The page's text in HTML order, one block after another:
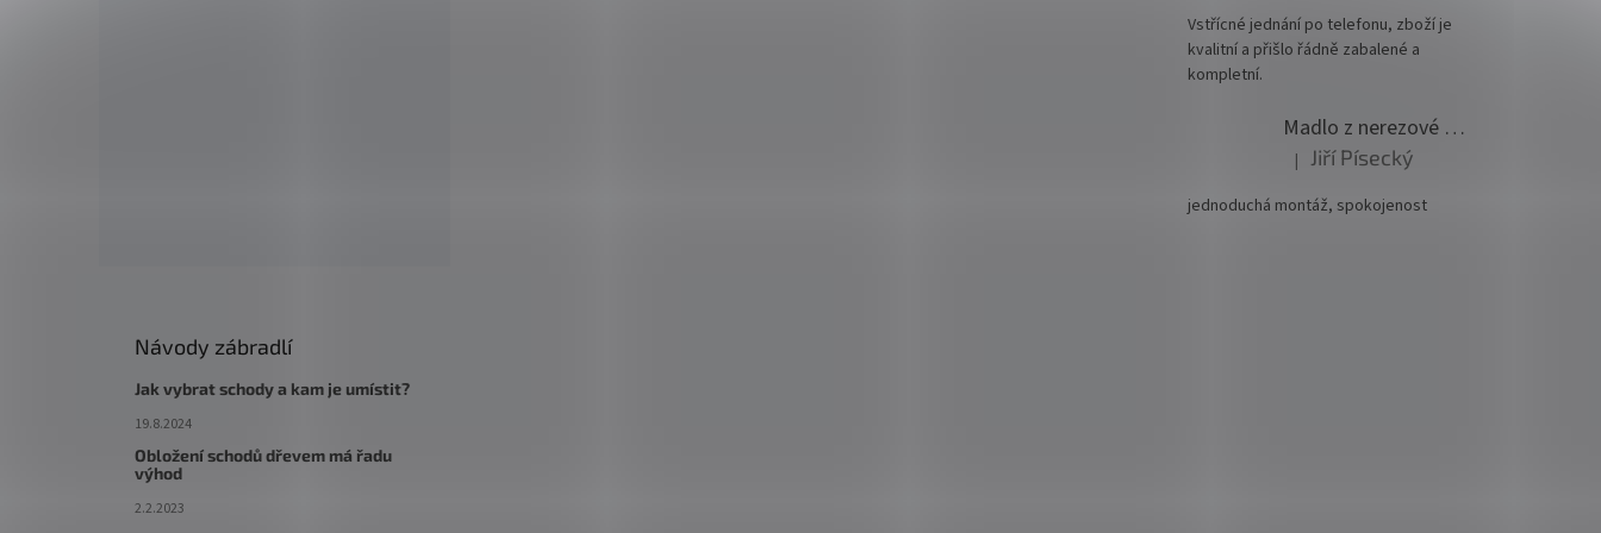
Vstřícné jednání po telefonu, zboží je
kvalitní a přišlo řádně zabalené a
kompletní.
Madlo z nerezové oceli pr. 42,4mm komplet - model 0116 - 3000mm
Hodnocení produktu je 5 z 5 hvězdiček.
| Jiří Písecký
jednoduchá montáž, spokojenost
Návody zábradlí
Jak vybrat schody a kam je umístit?
19.8.2024
Obložení schodů dřevem má řadu
výhod
2.2.2023